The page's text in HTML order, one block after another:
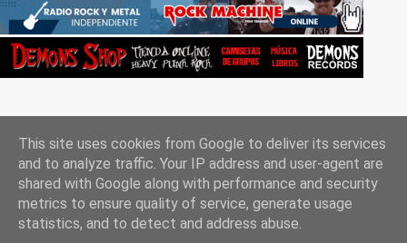
Con la tecnología de Blogger
This site uses cookies from Google to deliver its services
and to analyze traffic. Your IP address and user-agent are
shared with Google along with performance and security
metrics to ensure quality of service, generate usage
statistics, and to detect and address abuse.